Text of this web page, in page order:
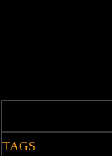
TAGS